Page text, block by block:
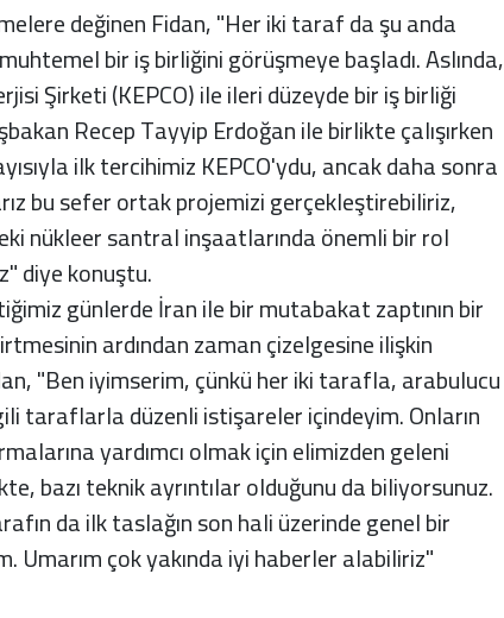
değinen Fidan, "Her iki taraf da şu anda
bir iş birliğini görüşmeye başladı. Aslında,
Şirketi (KEPCO) ile ileri düzeyde bir iş birliği
Recep Tayyip Erdoğan ile birlikte çalışırken
ilk tercihimiz KEPCO'ydu, ancak daha sonra
bu sefer ortak projemizi gerçekleştirebiliriz,
nükleer santral inşaatlarında önemli bir rol
diye konuştu.
günlerde İran ile bir mutabakat zaptının bir
ardından zaman çizelgesine ilişkin
"Ben iyimserim, çünkü her iki tarafla, arabulucu
taraflarla düzenli istişareler içindeyim. Onların
yardımcı olmak için elimizden geleni
bazı teknik ayrıntılar olduğunu da biliyorsunuz.
da ilk taslağın son hali üzerinde genel bir
Umarım çok yakında iyi haberler alabiliriz"